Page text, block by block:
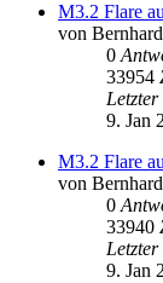
M3.2 Flare
von
0
33954
9. Jan
M3.2 Flare
von
0
33940
9. Jan